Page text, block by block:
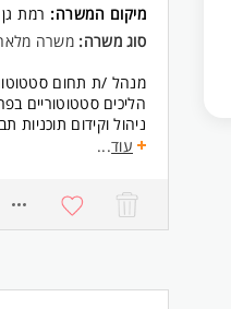
מיקום המשרה: רמת גן
סוג משרה: משרה
מנהל /ת תחום
הליכים סטטוטוריים
ניהול וקידום
משימות והתקדמות
קידום והובלת תחום
מסחר ומגורים, בכל
גיוס יועצים ומתכננים
מהנדסי / אדריכלי עיר).
עוד...